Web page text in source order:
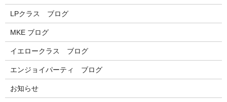
LPクラス ブログ
MKE ブログ
イエロークラス ブログ
エンジョイパーティ ブログ
お知らせ